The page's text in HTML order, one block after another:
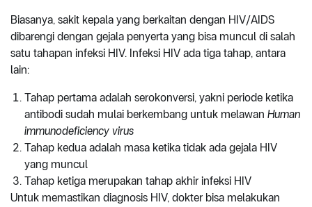
Biasanya, sakit kepala yang berkaitan dengan HIV/AIDS
dibarengi dengan gejala penyerta yang bisa muncul di salah
satu tahapan infeksi HIV. Infeksi HIV ada tiga tahap, antara
lain:
Tahap pertama adalah serokonversi, yakni periode ketika
antibodi sudah mulai berkembang untuk melawan Human
immunodeficiency virus
Tahap kedua adalah masa ketika tidak ada gejala HIV
yang muncul
Tahap ketiga merupakan tahap akhir infeksi HIV
Untuk memastikan diagnosis HIV, dokter bisa melakukan